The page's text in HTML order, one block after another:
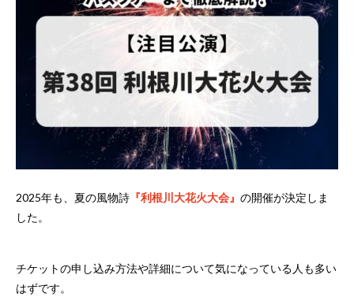
2025年も、夏の風物詩 『利根川大花火大会』 の開催が決定しま
した。
チケットの申し込み方法や詳細について気になっている人も多い
はずです。